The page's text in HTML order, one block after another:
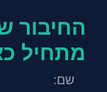
החיבור
מתחיל